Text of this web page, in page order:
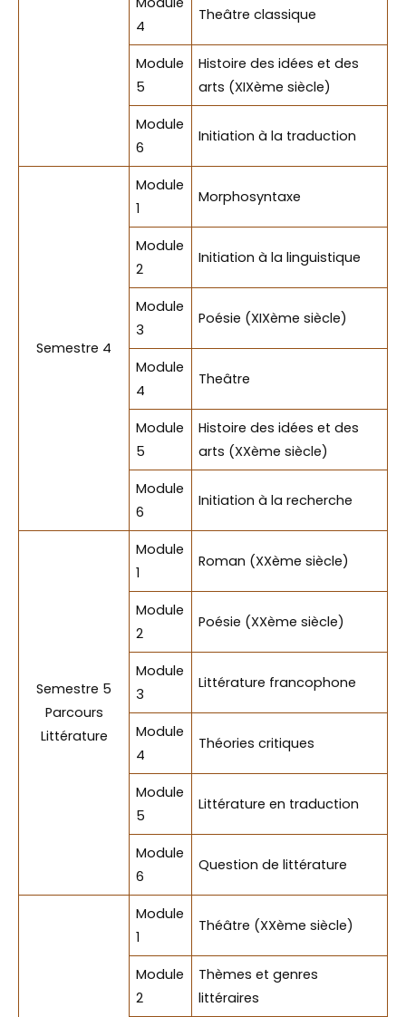
4
Theâtre classique
Module
5
Histoire des idées et des
arts (XIXème siècle)
Module
6
Initiation à la traduction
Semestre 4
Module
1
Morphosyntaxe
Module
2
Initiation à la linguistique
Module
3
Poésie (XIXème siècle)
Module
4
Theâtre
Module
5
Histoire des idées et des
arts (XXème siècle)
Module
6
Initiation à la recherche
Semestre 5
Parcours
Littérature
Module
1
Roman (XXème siècle)
Module
2
Poésie (XXème siècle)
Module
3
Littérature francophone
Module
4
Théories critiques
Module
5
Littérature en traduction
Module
6
Question de littérature
Module
1
Théâtre (XXème siècle)
Module
2
Thèmes et genres
littéraires